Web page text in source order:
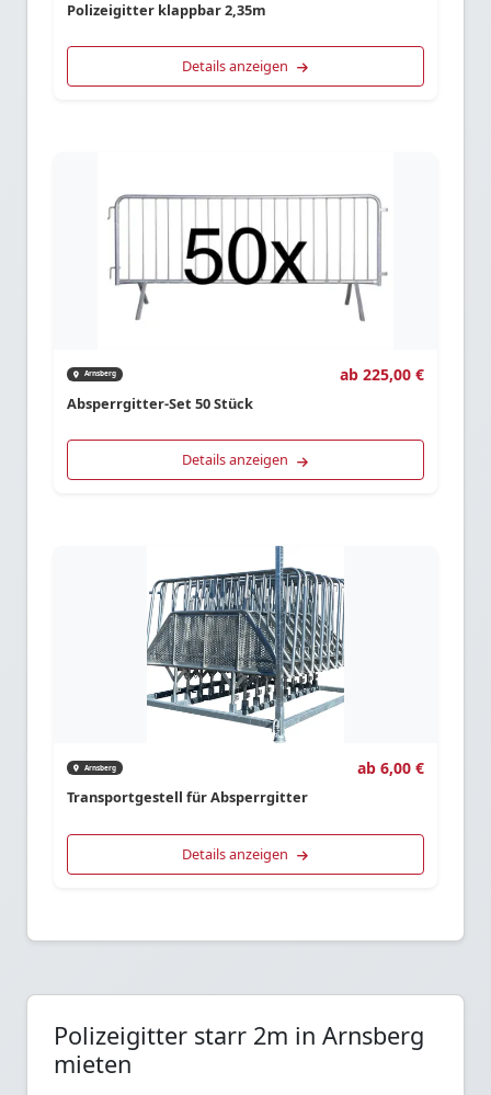
Polizeigitter klappbar 2,35m
Details anzeigen
Arnsberg ab 225,00 €
Absperrgitter-Set 50 Stück
Details anzeigen
Arnsberg ab 6,00 €
Transportgestell für Absperrgitter
Details anzeigen
Polizeigitter starr 2m in Arnsberg
mieten